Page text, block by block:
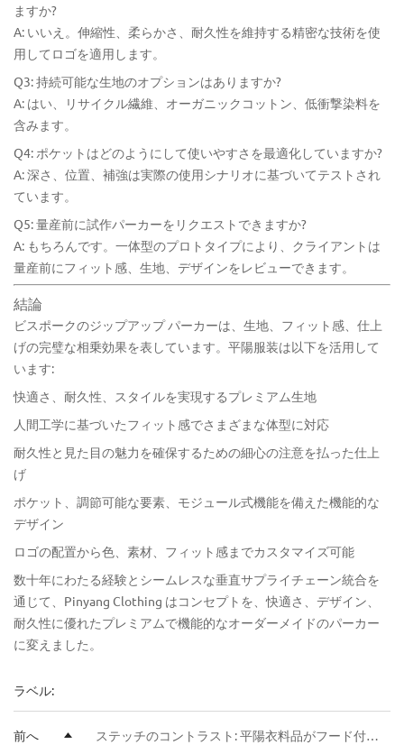
ますか?
A: いいえ。伸縮性、柔らかさ、耐久性を維持する精密な技術を使
用してロゴを適用します。
Q3: 持続可能な生地のオプションはありますか?
A: はい、リサイクル繊維、オーガニックコットン、低衝撃染料を
含みます。
Q4: ポケットはどのようにして使いやすさを最適化していますか?
A: 深さ、位置、補強は実際の使用シナリオに基づいてテストされ
ています。
Q5: 量産前に試作パーカーをリクエストできますか?
A: もちろんです。一体型のプロトタイプにより、クライアントは
量産前にフィット感、生地、デザインをレビューできます。
結論
ビスポークのジップアップ パーカーは、 生地、フィット感、仕上
げの完璧な相乗効果を表しています。平陽服装は以下を活用して
います:
快適さ、耐久性、スタイルを実現するプレミアム生地
人間工学に基づいたフィット感でさまざまな体型に対応
耐久性と見た目の魅力を確保するための細心の注意を払った仕上
げ
ポケット、調節可能な要素、モジュール式機能を備えた機能的な
デザイン
ロゴの配置から色、素材、フィット感までカスタマイズ可能
数十年にわたる経験とシームレスな垂直サプライチェーン統合を
通じて、 Pinyang Clothing はコンセプトを、快適さ、デザイン、
耐久性に優れたプレミアムで機能的なオーダーメイドのパーカー
に変えました。
ラベル:
前へ ステッチのコントラスト: 平陽衣料品がフード付きスウェットシャツをつなぎ合わせる技術をどのようにして完成させたのか